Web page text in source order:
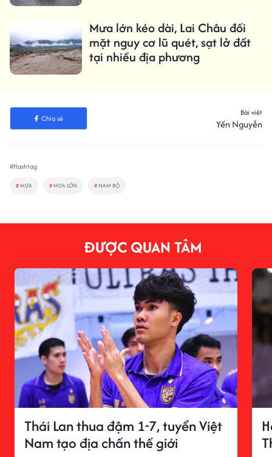
Mưa lớn kéo dài, Lai Châu đối
mặt nguy cơ lũ quét, sạt lở đất
tại nhiều địa phương
Chia sẻ
Bài viết
Yến Nguyễn
#Hashtag
# MƯA # MƯA LỚN # NAM BỘ
ĐƯỢC QUAN TÂM
Thái Lan thua đậm 1-7, tuyển Việt
Nam tạo địa chấn thế giới